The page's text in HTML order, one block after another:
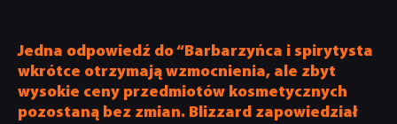
Jedna odpowiedź do “Barbarzyńca i spirytysta
wkrótce otrzymają wzmocnienia, ale zbyt
wysokie ceny przedmiotów kosmetycznych
pozostaną bez zmian. Blizzard zapowiedział